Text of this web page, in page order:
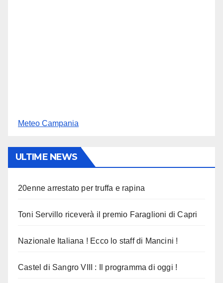
Meteo Campania
ULTIME NEWS
20enne arrestato per truffa e rapina
Toni Servillo riceverà il premio Faraglioni di Capri
Nazionale Italiana ! Ecco lo staff di Mancini !
Castel di Sangro VIII : Il programma di oggi !